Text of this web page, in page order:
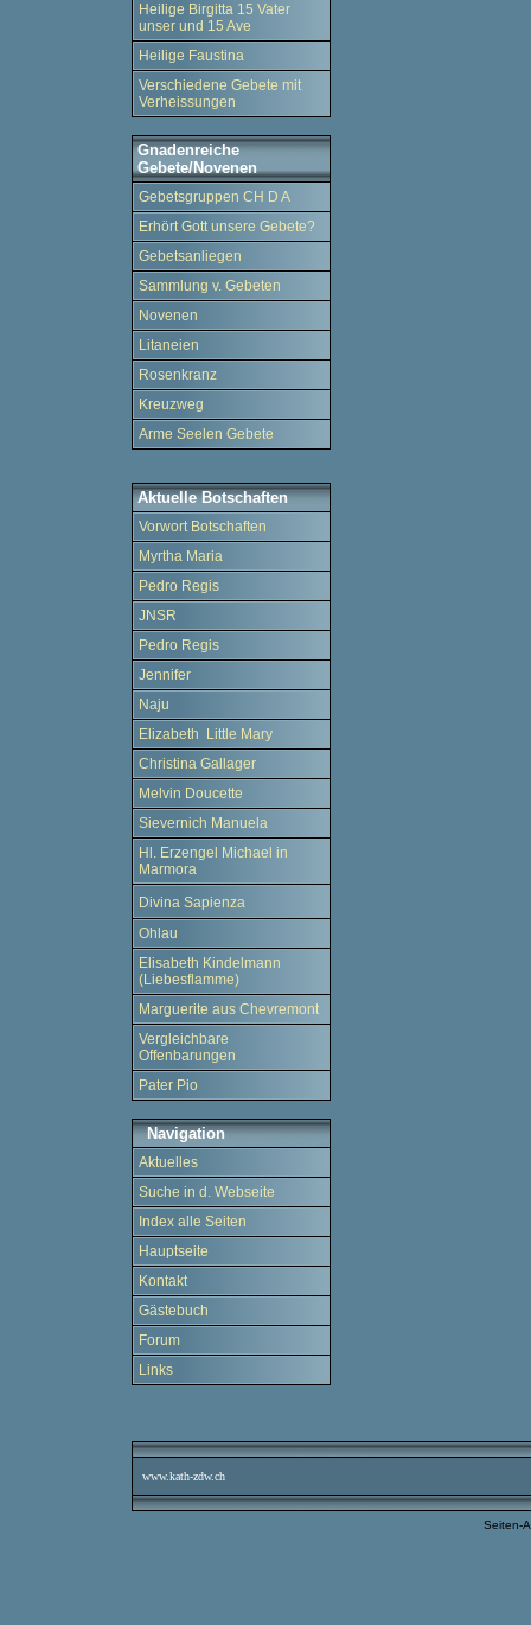
Heilige Birgitta 15 Vater
unser und 15 Ave
Heilige Faustina
Verschiedene Gebete mit
Verheissungen
Gnadenreiche
Gebete/Novenen
Gebetsgruppen CH D A
Erhört Gott unsere Gebete?
Gebetsanliegen
Sammlung v. Gebeten
Novenen
Litaneien
Rosenkranz
Kreuzweg
Arme Seelen Gebete
Aktuelle Botschaften
Vorwort Botschaften
Myrtha Maria
Pedro Regis
JNSR
Pedro Regis
Jennifer
Naju
Elizabeth Little Mary
Christina Gallager
Melvin Doucette
Sievernich Manuela
Hl. Erzengel Michael in
Marmora
Divina Sapienza
Ohlau
Elisabeth Kindelmann
(Liebesflamme)
Marguerite aus Chevremont
Vergleichbare
Offenbarungen
Pater Pio
Navigation
Aktuelles
Suche in d. Webseite
Index alle Seiten
Hauptseite
Kontakt
Gästebuch
Forum
Links
www.kath-zdw.ch
Seiten-